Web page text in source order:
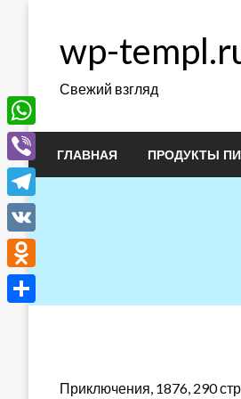
содержимомуwp-
Свежий взгляд
ГЛАВНАЯ ПРОДУКТЫ
Приключения, 1876, 290
WhatsApp
Viber
Telegram
VK
Odnoklassniki